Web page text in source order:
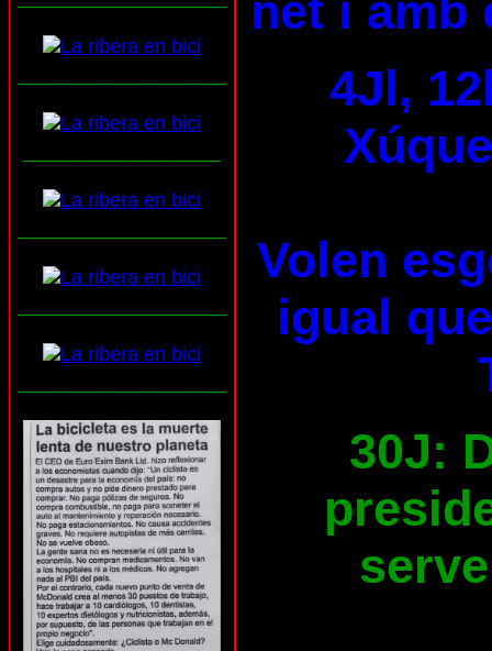
net i amb
4Jl,
Volen
igual
30J: